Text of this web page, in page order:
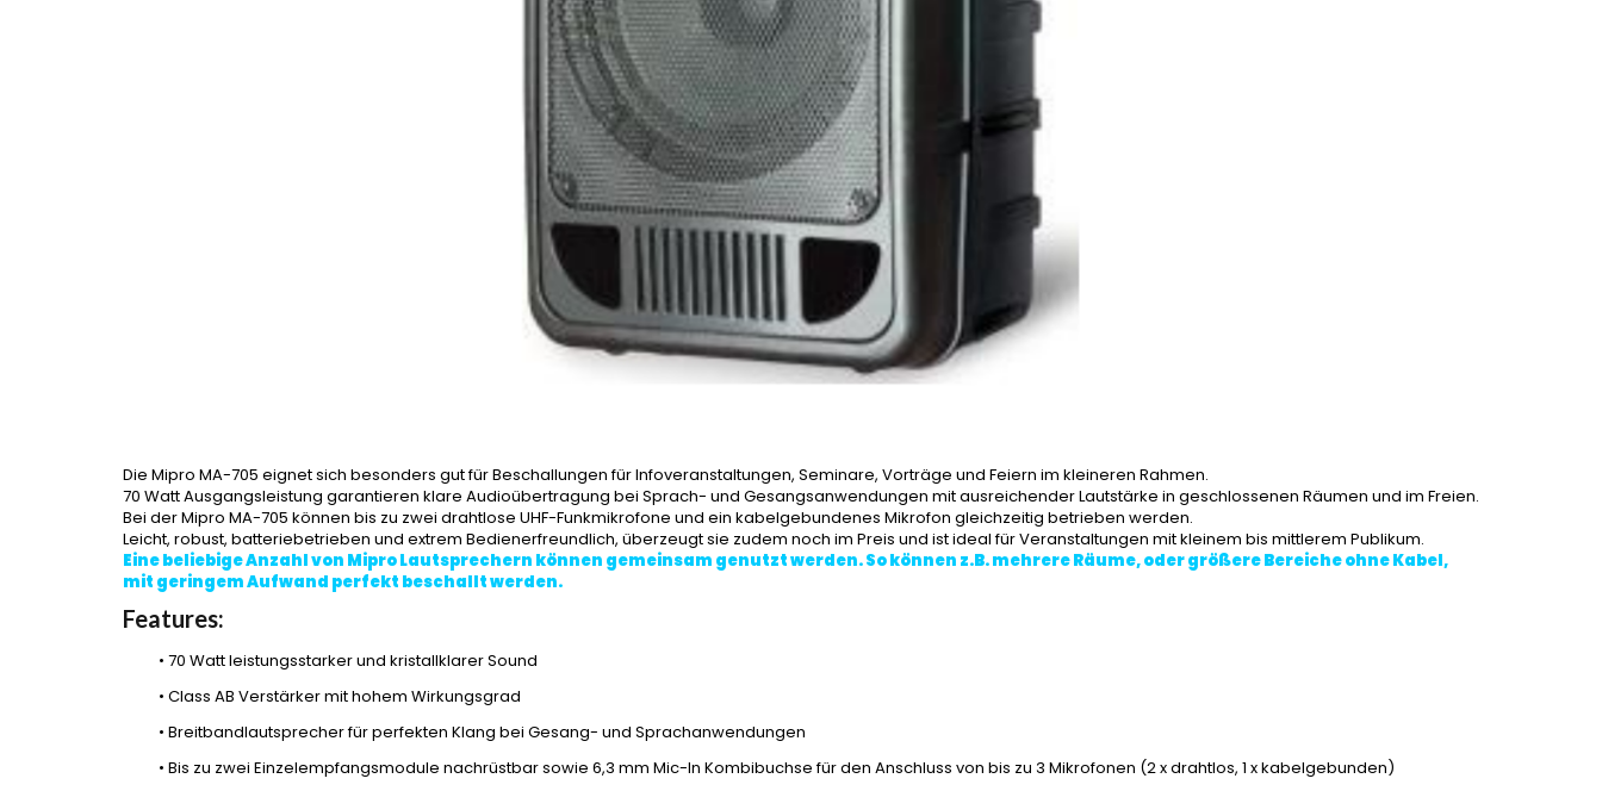
Die Mipro MA-705 eignet sich besonders gut für Beschallungen für Infoveranstaltungen, Seminare, Vorträge und Feiern im kleineren Rahmen.
70 Watt Ausgangsleistung garantieren klare Audioübertragung bei Sprach- und Gesangsanwendungen mit ausreichender Lautstärke in geschlossenen Räumen und im Freien.
Bei der Mipro MA-705 können bis zu zwei drahtlose UHF-Funkmikrofone und ein kabelgebundenes Mikrofon gleichzeitig betrieben werden.
Leicht, robust, batteriebetrieben und extrem Bedienerfreundlich, überzeugt sie zudem noch im Preis und ist ideal für Veranstaltungen mit kleinem bis mittlerem Publikum.
Eine beliebige Anzahl von Mipro Lautsprechern können gemeinsam genutzt werden. So können z.B. mehrere Räume, oder größere Bereiche ohne Kabel,
mit geringem Aufwand perfekt beschallt werden.
Features:
• 70 Watt leistungsstarker und kristallklarer Sound
• Class AB Verstärker mit hohem Wirkungsgrad
• Breitbandlautsprecher für perfekten Klang bei Gesang- und Sprachanwendungen
• Bis zu zwei Einzelempfangsmodule nachrüstbar sowie 6,3 mm Mic-In Kombibuchse für den Anschluss von bis zu 3 Mikrofonen (2 x drahtlos, 1 x kabelgebunden)